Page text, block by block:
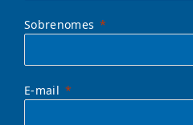
Sobrenomes
E-mail